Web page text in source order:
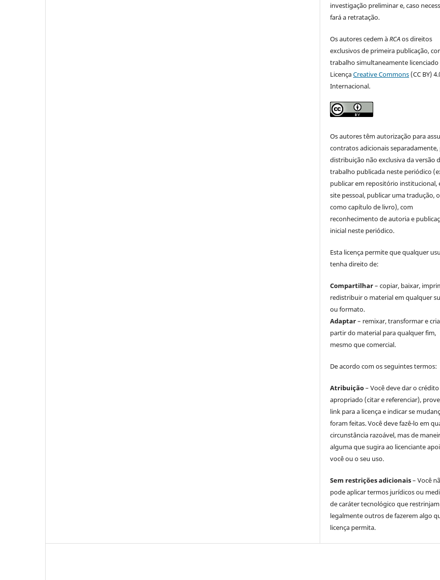
investigação preliminar e, caso
fará a retratação.
Os autores cedem àRCAos direitos
exclusivos de primeira publicação,
trabalho simultaneamente licenciado
LicençaCreative Commons (CC BY)
Internacional.
Os autores têm autorização para
contratos adicionais separadamente,
distribuição não exclusiva da versão
trabalho publicada neste periódico
publicar em repositório institucional,
site pessoal, publicar uma tradução,
como capítulo de livro), com
reconhecimento de autoria e
inicial neste periódico.
Esta licença permite que qualquer
tenha direito de:
Compartilhar– copiar, baixar,
redistribuir o material em qualquer
ou formato.
Adaptar– remixar, transformar e
partir do material para qualquer fim,
mesmo que comercial.
De acordo com os seguintes termos:
Atribuição– Você deve dar o crédito
apropriado (citar e referenciar),
link para a licença e indicar se
foram feitas. Você deve fazê-lo em
circunstância razoável, mas de
alguma que sugira ao licenciante
você ou o seu uso.
Sem restrições adicionais– Você
pode aplicar termos jurídicos ou
de caráter tecnológico que restrinjam
legalmente outros de fazerem algo
licença permita.